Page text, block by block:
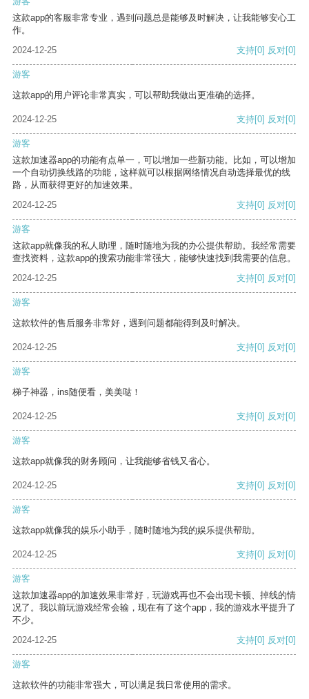
这款app的客服非常专业，遇到问题总是能够及时解决，让我能够安心工
作。
2024-12-25
支持[0] 反对[0]
游客
这款app的用户评论非常真实，可以帮助我做出更准确的选择。
2024-12-25 支持[0] 反对[0]
游客
这款加速器app的功能有点单一，可以增加一些新功能。比如，可以增加
一个自动切换线路的功能，这样就可以根据网络情况自动选择最优的线
路，从而获得更好的加速效果。
2024-12-25
支持[0] 反对[0]
游客
这款app就像我的私人助理，随时随地为我的办公提供帮助。我经常需要
查找资料，这款app的搜索功能非常强大，能够快速找到我需要的信息。
2024-12-25
支持[0] 反对[0]
游客
这款软件的售后服务非常好，遇到问题都能得到及时解决。
2024-12-25 支持[0] 反对[0]
游客
梯子神器，ins随便看，美美哒！
2024-12-25 支持[0] 反对[0]
游客
这款app就像我的财务顾问，让我能够省钱又省心。
2024-12-25 支持[0] 反对[0]
游客
这款app就像我的娱乐小助手，随时随地为我的娱乐提供帮助。
2024-12-25 支持[0] 反对[0]
游客
这款加速器app的加速效果非常好，玩游戏再也不会出现卡顿、掉线的情
况了。我以前玩游戏经常会输，现在有了这个app，我的游戏水平提升了
不少。
2024-12-25
支持[0] 反对[0]
游客
这款软件的功能非常强大，可以满足我日常使用的需求。